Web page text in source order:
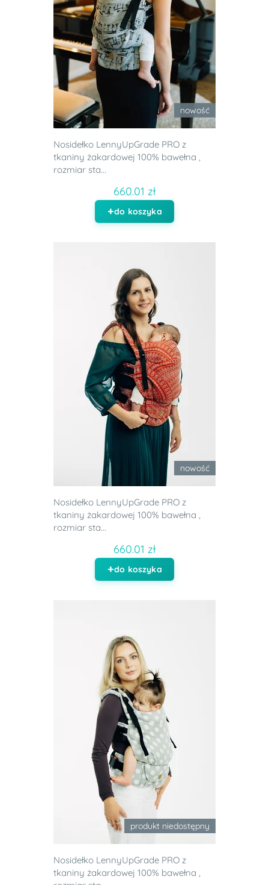
nowość
Nosidełko LennyUpGrade PRO z
tkaniny żakardowej 100% bawełna ,
rozmiar sta...
660.01 zł
do koszyka
nowość
Nosidełko LennyUpGrade PRO z
tkaniny żakardowej 100% bawełna ,
rozmiar sta...
660.01 zł
do koszyka
produkt niedostępny
Nosidełko LennyUpGrade PRO z
tkaniny żakardowej 100% bawełna ,